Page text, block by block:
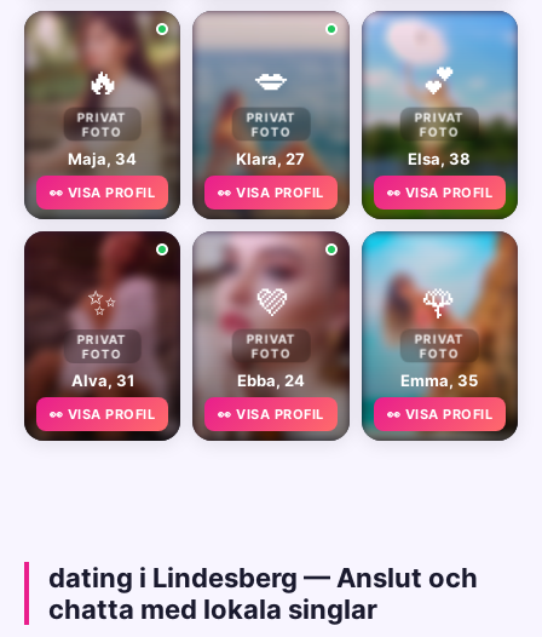
🔥
PRIVAT
FOTO
Maja, 34
👀 VISA PROFIL
💋
PRIVAT
FOTO
Klara, 27
👀 VISA PROFIL
💕
PRIVAT
FOTO
Elsa, 38
👀 VISA PROFIL
✨
PRIVAT
FOTO
Alva, 31
👀 VISA PROFIL
💜
PRIVAT
FOTO
Ebba, 24
👀 VISA PROFIL
🌹
PRIVAT
FOTO
Emma, 35
👀 VISA PROFIL
dating i Lindesberg — Anslut och
chatta med lokala singlar